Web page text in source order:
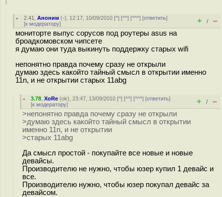
2.41 ,Аноним (-), 12:17, 10/09/2010 [^] [^^] [^^^] [ответить]
[к модератору] + / –
мониторте выпус сорусов под роутеры asus на
броадкомовском чипсете
я думаю они туда выкинуть поддержку старых wifi
непонятно правда почему сразу не открыли
думаю здесь какойто тайный смысл в открытии именно
11n, и не открытии старых 11abg
3.78 ,XoRe (ok), 23:47, 13/09/2010 [^] [^^] [^^^] [ответить]
[к модератору] + / –
>непонятно правда почему сразу не открыли
>думаю здесь какойто тайный смысл в открытии
именно 11n, и не открытии
>старых 11abg
Да смысл простой - покупайте все новые и новые
девайсы.
Производителю не нужно, чтобы юзер купил 1 девайс и
все.
Производителю нужно, чтобы юзер покупал девайс за
девайсом.